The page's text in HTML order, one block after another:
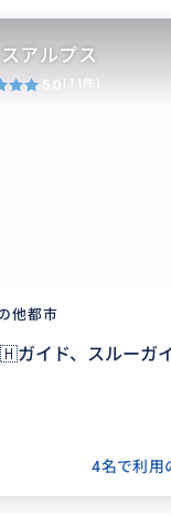
他都市
ガイド、スルーガ
4名で利用
アルプス
5.0 (11件)